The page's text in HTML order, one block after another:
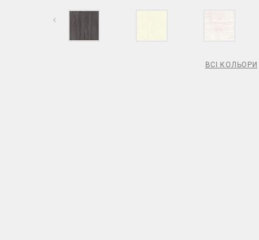
ВСІ КОЛЬОРИ